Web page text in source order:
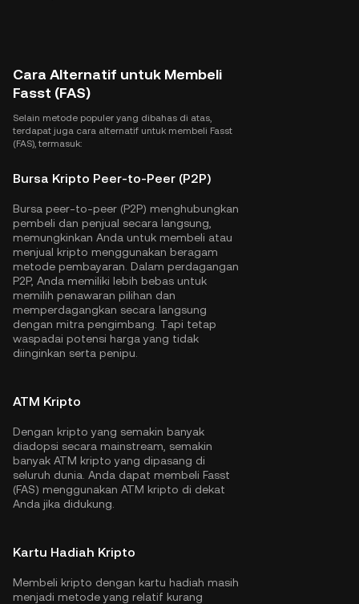
Cara Alternatif untuk Membeli
Fasst (FAS)
Selain metode populer yang dibahas di atas,
terdapat juga cara alternatif untuk membeli Fasst
(FAS), termasuk:
Bursa Kripto Peer-to-Peer (P2P)
Bursa peer-to-peer (P2P) menghubungkan
pembeli dan penjual secara langsung,
memungkinkan Anda untuk membeli atau
menjual kripto menggunakan beragam
metode pembayaran. Dalam perdagangan
P2P, Anda memiliki lebih bebas untuk
memilih penawaran pilihan dan
memperdagangkan secara langsung
dengan mitra pengimbang. Tapi tetap
waspadai potensi harga yang tidak
diinginkan serta penipu.
ATM Kripto
Dengan kripto yang semakin banyak
diadopsi secara mainstream, semakin
banyak ATM kripto yang dipasang di
seluruh dunia. Anda dapat membeli Fasst
(FAS) menggunakan ATM kripto di dekat
Anda jika didukung.
Kartu Hadiah Kripto
Membeli kripto dengan kartu hadiah masih
menjadi metode yang relatif kurang